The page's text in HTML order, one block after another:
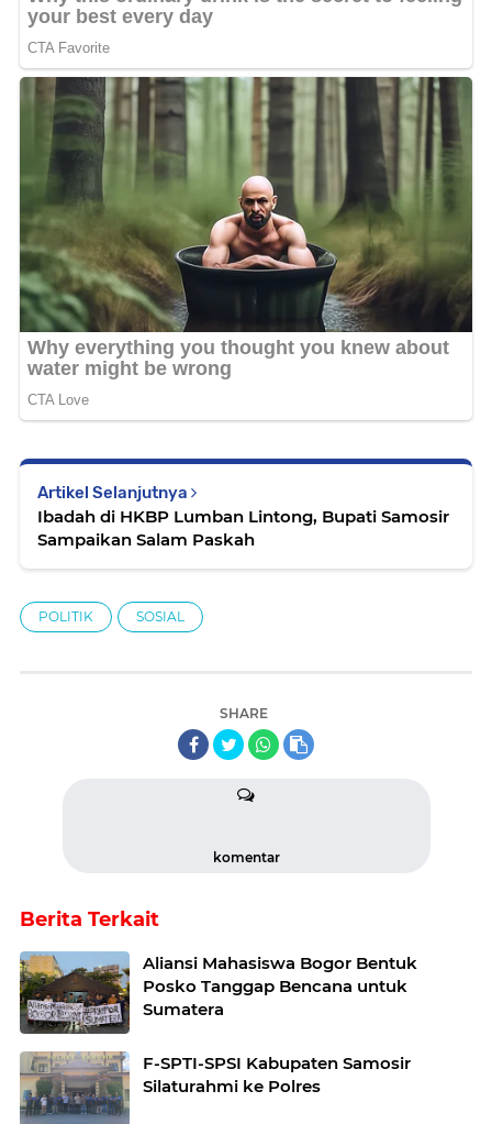
Artikel Selanjutnya
Ibadah di HKBP Lumban Lintong, Bupati Samosir
Sampaikan Salam Paskah
POLITIK SOSIAL
SHARE
komentar
Berita Terkait
Aliansi Mahasiswa Bogor Bentuk
Posko Tanggap Bencana untuk
Sumatera
F-SPTI-SPSI Kabupaten Samosir
Silaturahmi ke Polres